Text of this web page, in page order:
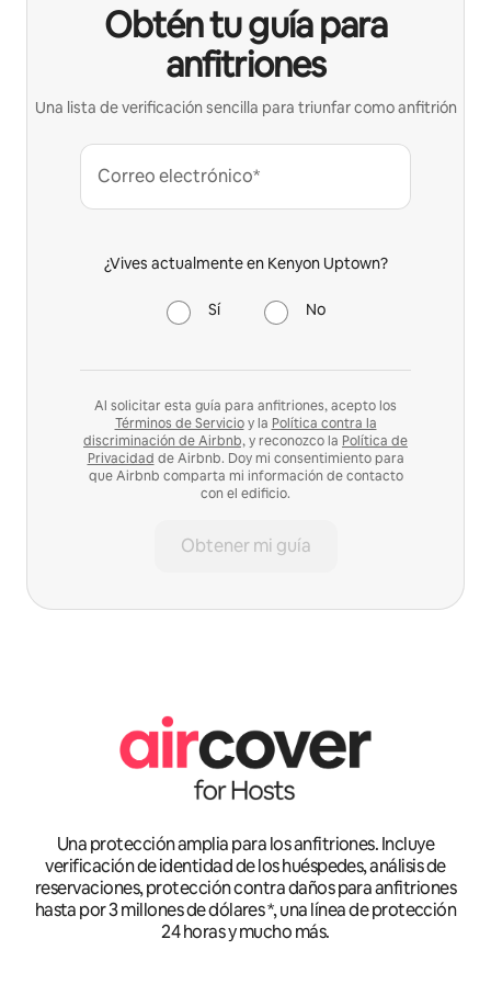
Obtén tu guía para
anfitriones
Una lista de verificación sencilla para triunfar como anfitrión
Correo electrónico*
¿Vives actualmente en Kenyon Uptown?
Sí No
Al solicitar esta guía para anfitriones, acepto los
Términos de Servicioy la Política contra la
discriminación de Airbnb,y reconozco la Política de
Privacidad de Airbnb. Doy mi consentimiento para
que Airbnb comparta mi información de contacto
con el edificio.
Obtener mi guía
Una protección amplia para los anfitriones. Incluye
verificación de identidad de los huéspedes, análisis de
reservaciones, protección contra daños para anfitriones
hasta por 3 millones de dólares *, una línea de protección
24 horas y mucho más.